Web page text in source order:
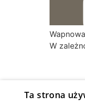
W
Ta strona